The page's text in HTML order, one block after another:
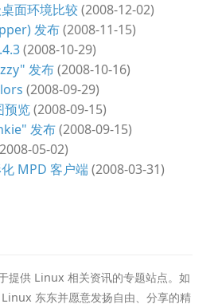
面环境比较(2008-12-02)
发布(2008-11-15)
(2008-10-29)
发布(2008-10-16)
(2008-09-29)
预览(2008-09-15)
发布(2008-09-15)
05-02)
MPD 客户端(2008-03-31)
提供 Linux 相关资讯的专题站点。如
东东并愿意发扬自由、分享的精